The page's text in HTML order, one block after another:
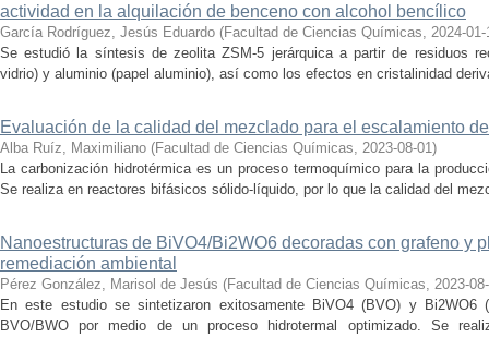
actividad en la alquilación de benceno con alcohol bencílico
García Rodríguez, Jesús Eduardo (Facultad de Ciencias Químicas, 2024-01-
Se estudió la síntesis de zeolita ZSM-5 jerárquica a partir de residuos
vidrio) y aluminio (papel aluminio), así como los efectos en cristalinidad
Evaluación de la calidad del mezclado para el escalamiento
Alba Ruíz, Maximiliano (Facultad de Ciencias Químicas, 2023-08-01)
La carbonización hidrotérmica es un proceso termoquímico para la
Se realiza en reactores bifásicos sólido-líquido, por lo que la calidad del
Nanoestructuras de BiVO4/Bi2WO6 decoradas con grafeno y
remediación ambiental
Pérez González, Marisol de Jesús (Facultad de Ciencias Químicas, 2023-
En este estudio se sintetizaron exitosamente BiVO4 (BVO) y
BVO/BWO por medio de un proceso hidrotermal optimizado. Se